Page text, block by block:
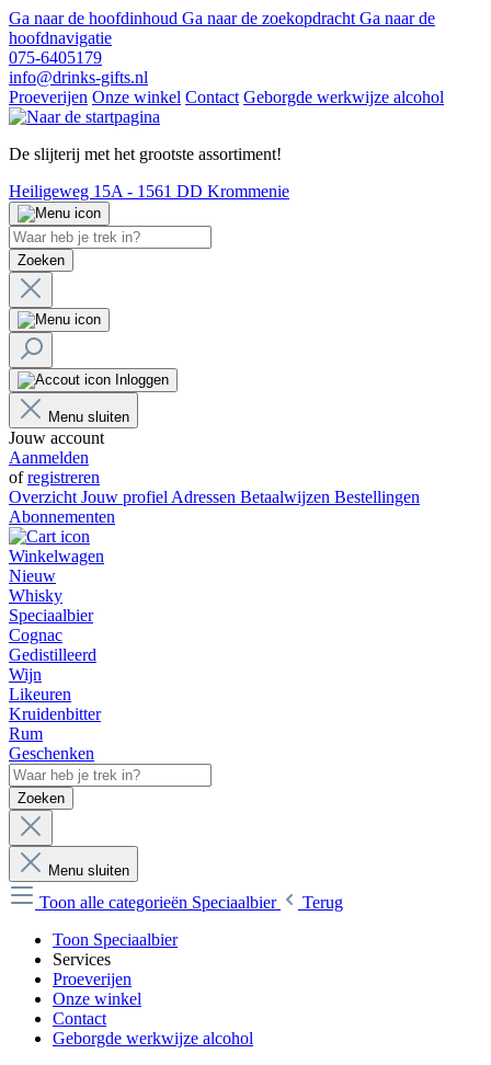
Ga naar de hoofdinhoud Ga naar de zoekopdracht Ga naar de
hoofdnavigatie
075-6405179
info@drinks-gifts.nl
Proeverijen Onze winkel Contact Geborgde werkwijze alcohol
De slijterij met het grootste assortiment!
Heiligeweg 15A - 1561 DD Krommenie
Zoeken
Inloggen
Menu sluiten
Jouw account
Aanmelden
ofregistreren
Overzicht Jouw profiel Adressen Betaalwijzen Bestellingen
Abonnementen
Winkelwagen
Nieuw
Whisky
Speciaalbier
Cognac
Gedistilleerd
Wijn
Likeuren
Kruidenbitter
Rum
Geschenken
Zoeken
Menu sluiten
Toon alle categorieën Speciaalbier
Terug
Toon Speciaalbier
Services
Proeverijen
Onze winkel
Contact
Geborgde werkwijze alcohol